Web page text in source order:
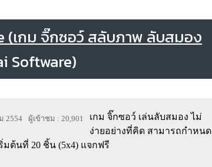
(เกม จิ๊กซอว์ สลับภาพ ลับสมอง
2554 ผู้เข้าชม : 20,901
เกม จิ๊กซอว์ เล่นลับสมอง ไม่
ง่ายอย่างที่คิด สามารถกำหนด
มต้นที่ 20 ชิ้น (5x4) แจกฟรี